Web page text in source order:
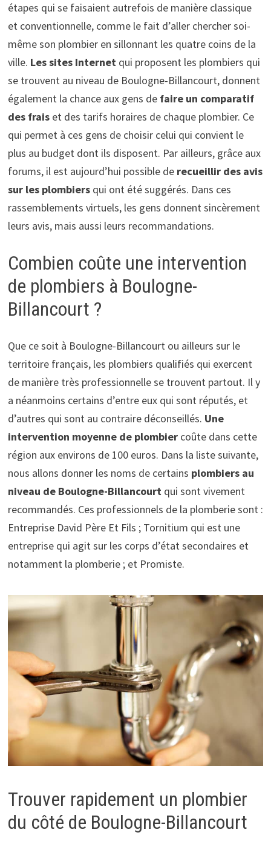
étapes qui se faisaient autrefois de manière classique
et conventionnelle, comme le fait d’aller chercher soi-
même son plombier en sillonnant les quatre coins de la
ville. Les sites Internetqui proposent les plombiers qui
se trouvent au niveau de Boulogne-Billancourt, donnent
également la chance aux gens de faire un comparatif
des fraiset des tarifs horaires de chaque plombier. Ce
qui permet à ces gens de choisir celui qui convient le
plus au budget dont ils disposent. Par ailleurs, grâce aux
forums, il est aujourd’hui possible de recueillir des avis
sur les plombiersqui ont été suggérés. Dans ces
rassemblements virtuels, les gens donnent sincèrement
leurs avis, mais aussi leurs recommandations.
Combien coûte une intervention
de plombiers à Boulogne-
Billancourt ?
Que ce soit à Boulogne-Billancourt ou ailleurs sur le
territoire français, les plombiers qualifiés qui exercent
de manière très professionnelle se trouvent partout. Il y
a néanmoins certains d’entre eux qui sont réputés, et
d’autres qui sont au contraire déconseillés. Une
intervention moyenne de plombiercoûte dans cette
région aux environs de 100 euros. Dans la liste suivante,
nous allons donner les noms de certains plombiers au
niveau de Boulogne-Billancourtqui sont vivement
recommandés. Ces professionnels de la plomberie sont :
Entreprise David Père Et Fils ; Tornitium qui est une
entreprise qui agit sur les corps d’état secondaires et
notamment la plomberie ; et Promiste.
Trouver rapidement un plombier
du côté de Boulogne-Billancourt